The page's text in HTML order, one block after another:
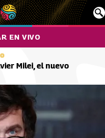
EN VIVO
Milei, el nuevo